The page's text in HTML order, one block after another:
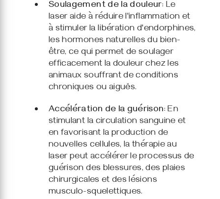
Soulagement de la douleur: Le
laser aide à réduire l'inflammation et
à stimuler la libération d'endorphines,
les hormones naturelles du bien-
être, ce qui permet de soulager
efficacement la douleur chez les
animaux souffrant de conditions
chroniques ou aiguës.
Accélération de la guérison: En
stimulant la circulation sanguine et
en favorisant la production de
nouvelles cellules, la thérapie au
laser peut accélérer le processus de
guérison des blessures, des plaies
chirurgicales et des lésions
musculo-squelettiques.